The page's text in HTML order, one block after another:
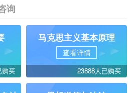
询
购买
马克思主义基本原理
查看详情
23888人已购买